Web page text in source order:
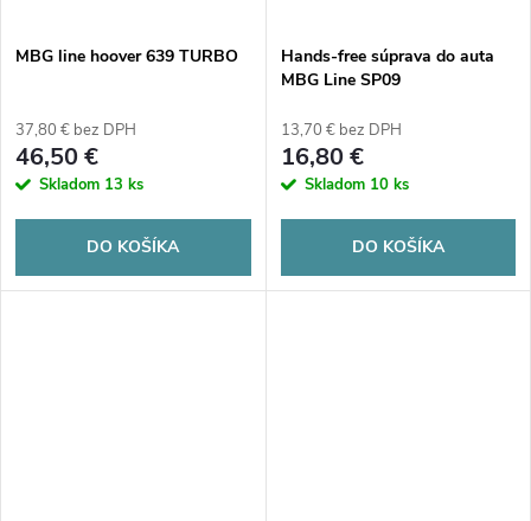
MBG line hoover 639 TURBO
37,80 € bez DPH
46,50 €
Skladom 13 ks
DO KOŠÍKA
Hands-free súprava do auta
MBG Line SP09
13,70 € bez DPH
16,80 €
Skladom 10 ks
DO KOŠÍKA